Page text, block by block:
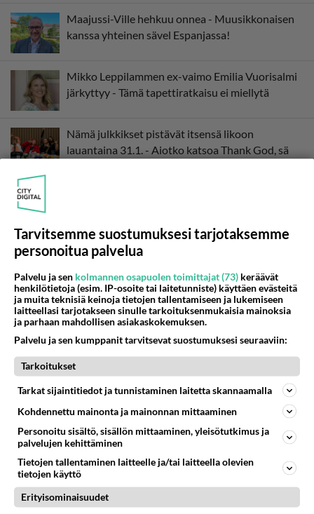
Maajussi-Ville hehkuu onnea - Muusikkonaisen
kanssa yhteinen sävel Espanjassa!
Mikko Leppilammen ex-vaimo Emilia Vuorisalmi
järkyttyy - Tämä tapettiratkaisu ei miellytä
Nämä julkkikset pistävät itsensä likoon
lauantaina 31.1. - Aiotko katsoa Thank God, sä
olosuhteissa
TV-ensi-ilta: Skimbagirls - Hulvaton komedia
naisille - Alastonta Samuli Edelmannia mittava
määrä!
Luetuimmat: Aarne Pelkonen ja Noora Louhimo
vihdoinkin yhdessä - Tätä moni jo odotti
Tarvitsemme suostumuksesi tarjotaksemme
personoitua palvelua
Palvelu ja sen kolmannen osapuolen toimittajat (73) keräävät
henkilötietoja (esim. IP-osoite tai laitetunniste) käyttäen evästeitä
ja muita teknisiä keinoja tietojen tallentamiseen ja lukemiseen
laitteellasi tarjotakseen sinulle tarkoituksenmukaisia mainoksia
ja parhaan mahdollisen asiakaskokemuksen.
Palvelu ja sen kumppanit tarvitsevat suostumuksesi seuraaviin:
Tarkoitukset
Tarkat sijaintitiedot ja tunnistaminen laitetta skannaamalla
Kohdennettu mainonta ja mainonnan mittaaminen
Personoitu sisältö, sisällön mittaaminen, yleisötutkimus ja
palvelujen kehittäminen
Tietojen tallentaminen laitteelle ja/tai laitteella olevien
tietojen käyttö
Erityisominaisuudet